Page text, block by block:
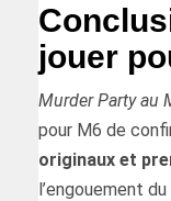
jouer
Murder Party au
pour M6 de
originaux et
l’engouement